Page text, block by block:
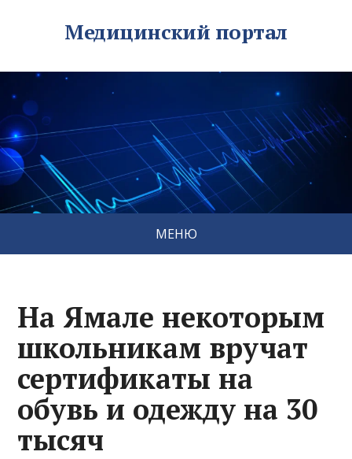
Медицинский портал
МЕНЮ
На Ямале некоторым
школьникам вручат
сертификаты на
обувь и одежду на 30
тысяч